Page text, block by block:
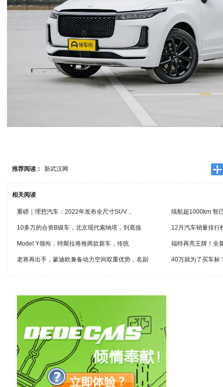
推荐阅读： 新武汉网
相关阅读
重磅｜理想汽车：2022年发布全尺寸SUV， 续航超1000km 智
10多万的合资B级车，北京现代索纳塔，到底值 12月汽车销量排行
Model Y领衔，特斯拉将推两款新车，传统 福特再亮王牌！全
老将再出手，蒙迪欧兼备动力空间双重优势，名副 40万就为了买车标